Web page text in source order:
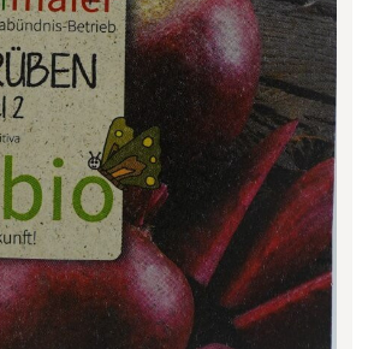
Detail
Detail
Bischof Detail
Wolf e.U. Detail
Detail
Detail
Detail
Detail